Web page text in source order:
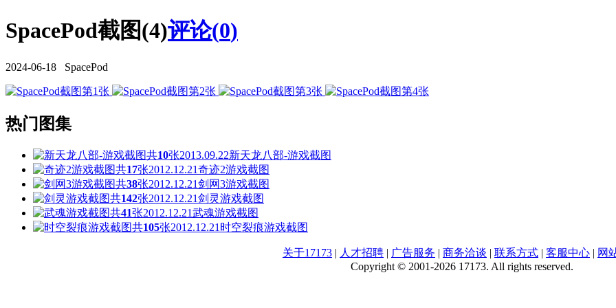
SpacePod截图(4)评论(0)
2024-06-18 SpacePod
热门图集
共10张2013.09.22新天龙八部-游戏截图
共17张2012.12.21奇迹2游戏截图
共38张2012.12.21剑网3游戏截图
共142张2012.12.21剑灵游戏截图
共41张2012.12.21武魂游戏截图
共105张2012.12.21 时空裂痕游戏截图
关于17173 | 人才招聘 | 广告服务 | 商务洽谈 | 联系方式 | 客服中心 | 网
Copyright © 2001-2026 17173. All rights reserved.